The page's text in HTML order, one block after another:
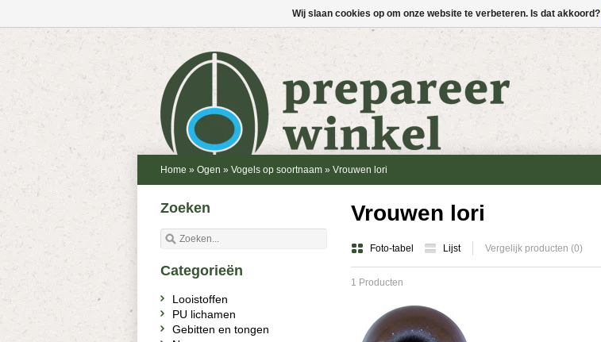
Home » Ogen » Vogels op soortnaam » Vrouwen lori
Vrouwen lori
Foto-tabel Lijst Vergelijk producten (0)
1 Producten
Zoeken
Categorieën
Looistoffen
PU lichamen
Gebitten en tongen
Wij slaan cookies op om onze website te verbeteren. Is dat akkoord?